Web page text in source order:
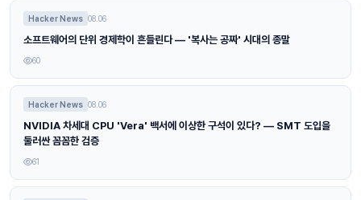
Hacker News 08.06
소프트웨어의 단위 경제학이 흔들린다 — '복사는 공짜' 시대의 종말
60
Hacker News 08.06
NVIDIA 차세대 CPU 'Vera' 백서에 이상한 구석이 있다? — SMT 도입을
둘러싼 꼼꼼한 검증
61